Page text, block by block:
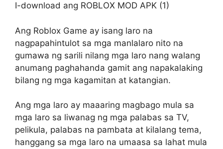
I-download ang ROBLOX MOD APK (1)
Ang Roblox Game ay isang laro na
nagpapahintulot sa mga manlalaro nito na
gumawa ng sarili nilang mga laro nang walang
anumang paghahanda gamit ang napakalaking
bilang ng mga kagamitan at katangian.
Ang mga laro ay maaaring magbago mula sa
mga laro sa liwanag ng mga palabas sa TV,
pelikula, palabas na pambata at kilalang tema,
hanggang sa mga laro na umaasa sa lahat mula